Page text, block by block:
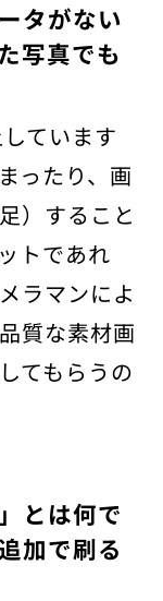
タがない
写真でも
ています
ったり、画
）すること
トであれ
ラマンによ
質な素材画
てもらうの
とは何で
加で刷る